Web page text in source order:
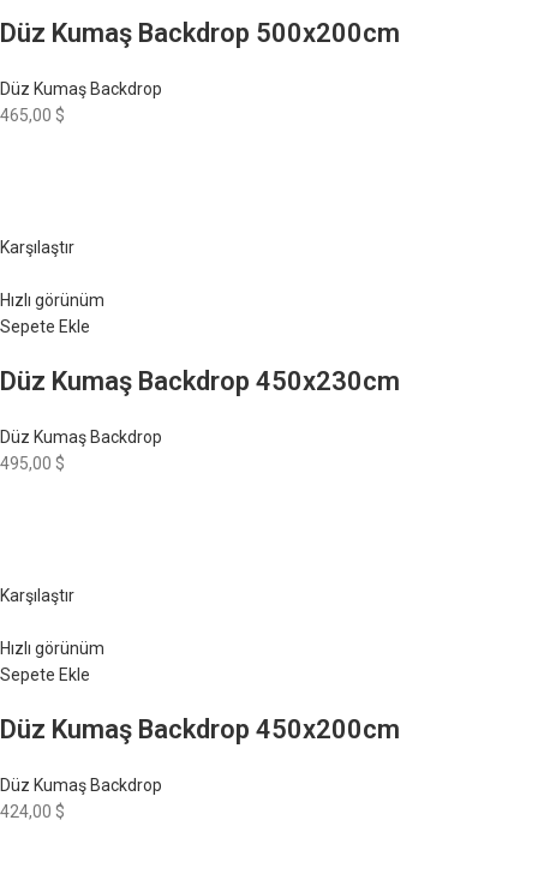
Düz Kumaş Backdrop 500x200cm
Düz Kumaş Backdrop
465,00 $
Karşılaştır
Hızlı görünüm
Sepete Ekle
Düz Kumaş Backdrop 450x230cm
Düz Kumaş Backdrop
495,00 $
Karşılaştır
Hızlı görünüm
Sepete Ekle
Düz Kumaş Backdrop 450x200cm
Düz Kumaş Backdrop
424,00 $